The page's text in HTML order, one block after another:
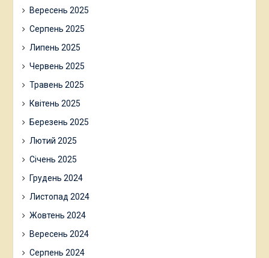
Вересень 2025
Серпень 2025
Липень 2025
Червень 2025
Травень 2025
Квітень 2025
Березень 2025
Лютий 2025
Січень 2025
Грудень 2024
Листопад 2024
Жовтень 2024
Вересень 2024
Серпень 2024